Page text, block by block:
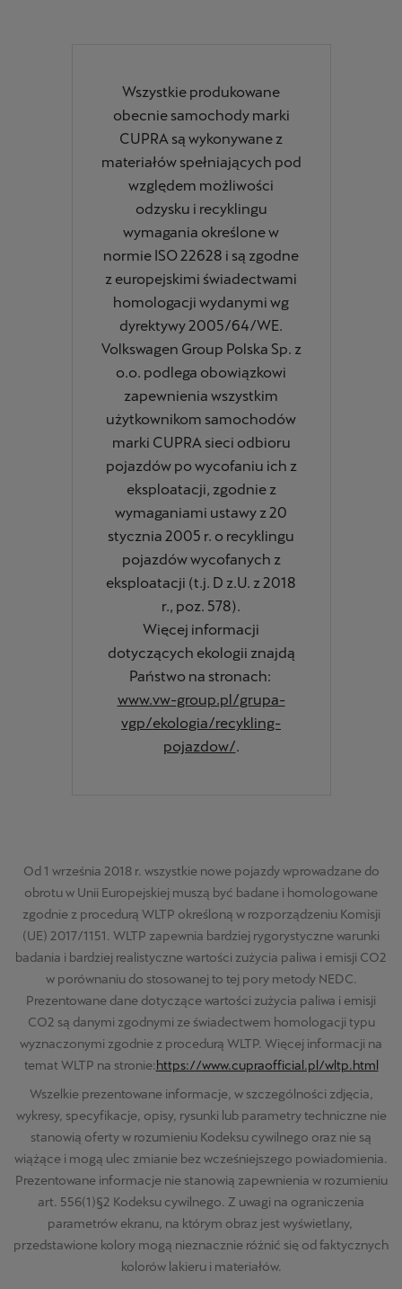
Wszystkie produkowane
obecnie samochody marki
CUPRA są wykonywane z
materiałów spełniających pod
względem możliwości
odzysku i recyklingu
wymagania określone w
normie ISO 22628 i są zgodne
z europejskimi świadectwami
homologacji wydanymi wg
dyrektywy 2005/64/WE.
Volkswagen Group Polska Sp. z
o.o. podlega obowiązkowi
zapewnienia wszystkim
użytkownikom samochodów
marki CUPRA sieci odbioru
pojazdów po wycofaniu ich z
eksploatacji, zgodnie z
wymaganiami ustawy z 20
stycznia 2005 r. o recyklingu
pojazdów wycofanych z
eksploatacji (t.j. D z.U. z 2018
r., poz. 578).
Więcej informacji
dotyczących ekologii znajdą
Państwo na stronach:
www.vw-group.pl/grupa-
vgp/ekologia/recykling-
pojazdow/.
Od 1 września 2018 r. wszystkie nowe pojazdy wprowadzane do
obrotu w Unii Europejskiej muszą być badane i homologowane
zgodnie z procedurą WLTP określoną w rozporządzeniu Komisji
(UE) 2017/1151. WLTP zapewnia bardziej rygorystyczne warunki
badania i bardziej realistyczne wartości zużycia paliwa i emisji CO2
w porównaniu do stosowanej to tej pory metody NEDC.
Prezentowane dane dotyczące wartości zużycia paliwa i emisji
CO2 są danymi zgodnymi ze świadectwem homologacji typu
wyznaczonymi zgodnie z procedurą WLTP. Więcej informacji na
temat WLTP na stronie:https://www.cupraofficial.pl/wltp.html
Wszelkie prezentowane informacje, w szczególności zdjęcia,
wykresy, specyfikacje, opisy, rysunki lub parametry techniczne nie
stanowią oferty w rozumieniu Kodeksu cywilnego oraz nie są
wiążące i mogą ulec zmianie bez wcześniejszego powiadomienia.
Prezentowane informacje nie stanowią zapewnienia w rozumieniu
art. 556(1)§2 Kodeksu cywilnego. Z uwagi na ograniczenia
parametrów ekranu, na którym obraz jest wyświetlany,
przedstawione kolory mogą nieznacznie różnić się od faktycznych
kolorów lakieru i materiałów.